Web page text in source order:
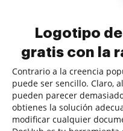
Logotipo
gratis con la
Contrario a la creencia
puede ser sencillo. Claro,
pueden parecer
obtienes la solución
modificar cualquier